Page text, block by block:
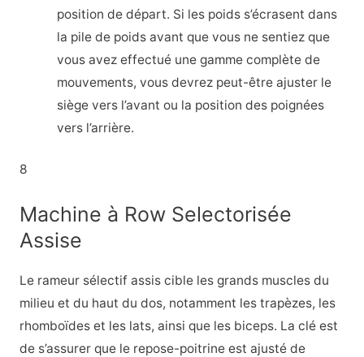
position de départ. Si les poids s’écrasent dans
la pile de poids avant que vous ne sentiez que
vous avez effectué une gamme complète de
mouvements, vous devrez peut-être ajuster le
siège vers l’avant ou la position des poignées
vers l’arrière.
8
Machine à Row Selectorisée
Assise
Le rameur sélectif assis cible les grands muscles du
milieu et du haut du dos, notamment les trapèzes, les
rhomboïdes et les lats, ainsi que les biceps. La clé est
de s’assurer que le repose-poitrine est ajusté de